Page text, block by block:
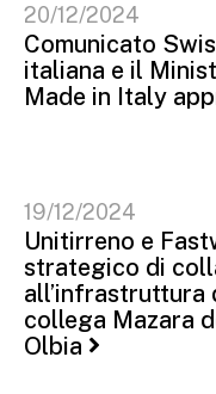
20/12/2024
Comunicato
italiana e il
Made in Italy
19/12/2024
Unitirreno e
strategico di
all’infrastruttura
collega Mazara
Olbia